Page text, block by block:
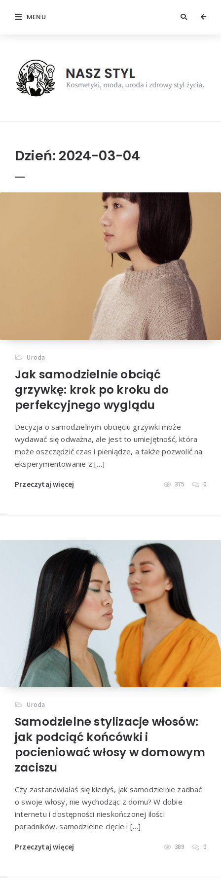
MENU
Dzień: 2024-03-04
Uroda
Jak samodzielnie obciąć
grzywkę: krok po kroku do
perfekcyjnego wyglądu
Decyzja o samodzielnym obcięciu grzywki może
wydawać się odważna, ale jest to umiejętność, która
może oszczędzić czas i pieniądze, a także pozwolić na
eksperymentowanie z […]
Przeczytaj więcej 375 0
Uroda
Samodzielne stylizacje włosów:
jak podciąć końcówki i
pocieniować włosy w domowym
zaciszu
Czy zastanawiałaś się kiedyś, jak samodzielnie zadbać
o swoje włosy, nie wychodząc z domu? W dobie
internetu i dostępności nieskończonej ilości
poradników, samodzielne cięcie i […]
Przeczytaj więcej 389 0